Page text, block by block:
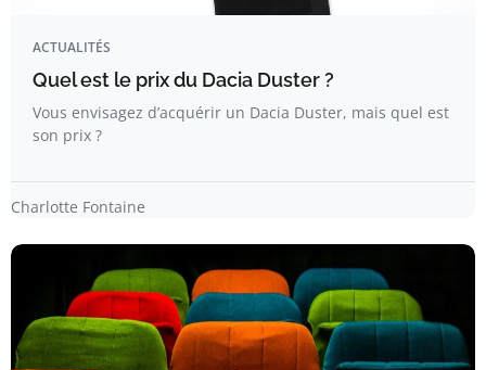
ACTUALITÉS
Quel est le prix du Dacia Duster ?
Vous envisagez d’acquérir un Dacia Duster, mais quel est
son prix ?
Charlotte Fontaine